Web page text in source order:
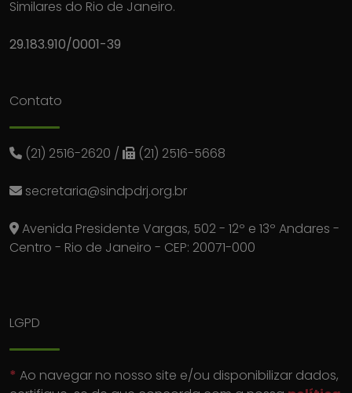
Similares do Rio de Janeiro.
29.183.910/0001-39
Contato
(21) 2516-2620 / (21) 2516-5668
secretaria@sindpdrj.org.br
Avenida Presidente Vargas, 502 - 12º e 13º Andares -
Centro - Rio de Janeiro - CEP: 20071-000
LGPD
* Ao navegar no nosso site e/ou disponibilizar dados,